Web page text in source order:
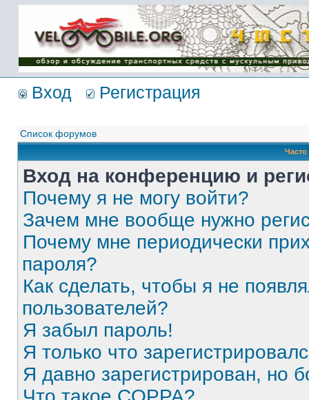
Имя пользователя:
Пароль:
{ LOG_ME_IN_SHORT
}
Вход Регистрация
Список форумов
Вход на конференцию и
Почему я не могу войти?
Зачем мне вообще нужно
Почему мне периодически
пароля?
Как сделать, чтобы я не
пользователей?
Я забыл пароль!
Я только что
Я давно зарегистрирован, но